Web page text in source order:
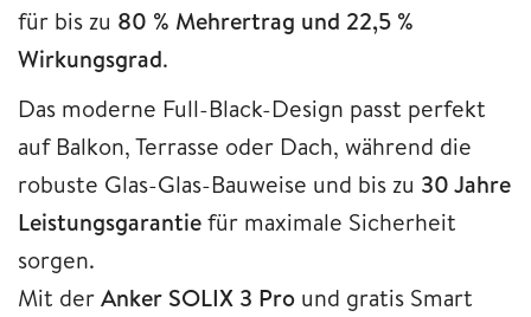
für bis zu 80 % Mehrertrag und 22,5 %
Wirkungsgrad.
Das moderne Full-Black-Design passt perfekt
auf Balkon, Terrasse oder Dach, während die
robuste Glas-Glas-Bauweise und bis zu 30 Jahre
Leistungsgarantiefür maximale Sicherheit
sorgen.
Mit derAnker SOLIX 3 Pro und gratis Smart